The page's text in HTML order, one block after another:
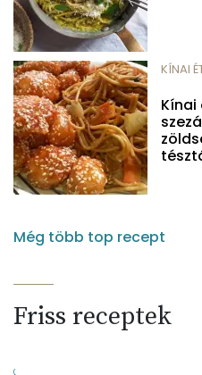
KÍNAI
Kínai
Még több top recept
Friss receptek